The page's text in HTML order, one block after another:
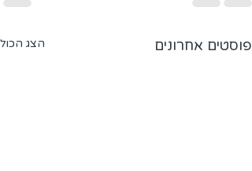
פוסטים אחרונים הצג הכול